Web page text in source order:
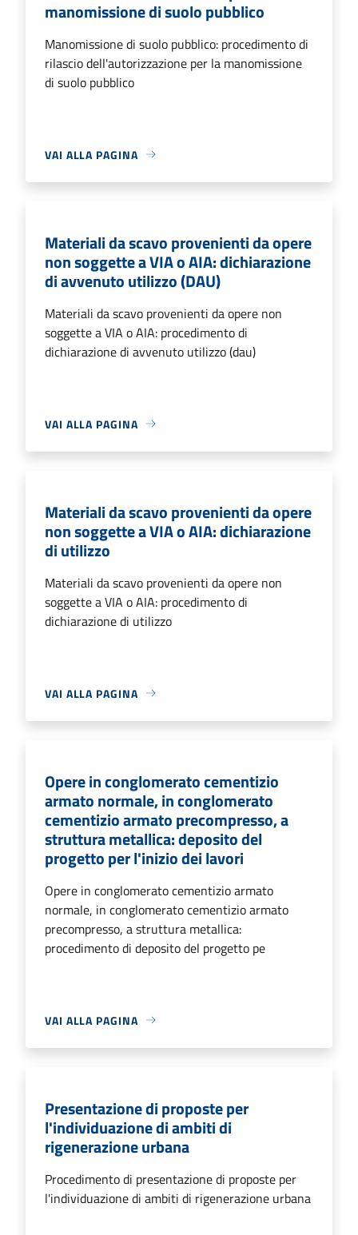
manomissione di suolo pubblico
Manomissione di suolo pubblico: procedimento di
rilascio dell'autorizzazione per la manomissione
di suolo pubblico
VAI ALLA PAGINA
Materiali da scavo provenienti da opere
non soggette a VIA o AIA: dichiarazione
di avvenuto utilizzo (DAU)
Materiali da scavo provenienti da opere non
soggette a VIA o AIA: procedimento di
dichiarazione di avvenuto utilizzo (dau)
VAI ALLA PAGINA
Materiali da scavo provenienti da opere
non soggette a VIA o AIA: dichiarazione
di utilizzo
Materiali da scavo provenienti da opere non
soggette a VIA o AIA: procedimento di
dichiarazione di utilizzo
VAI ALLA PAGINA
Opere in conglomerato cementizio
armato normale, in conglomerato
cementizio armato precompresso, a
struttura metallica: deposito del
progetto per l'inizio dei lavori
Opere in conglomerato cementizio armato
normale, in conglomerato cementizio armato
precompresso, a struttura metallica:
procedimento di deposito del progetto pe
VAI ALLA PAGINA
Presentazione di proposte per
l'individuazione di ambiti di
rigenerazione urbana
Procedimento di presentazione di proposte per
l'individuazione di ambiti di rigenerazione urbana